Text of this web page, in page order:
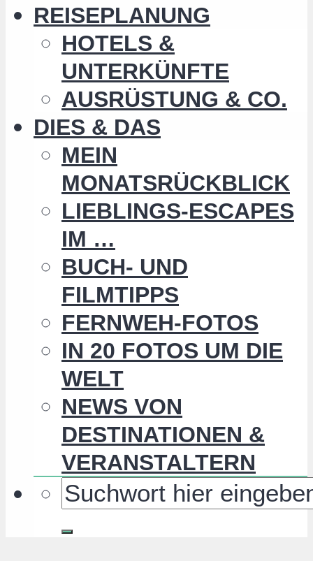
REISEPLANUNG
HOTELS &
UNTERKÜNFTE
AUSRÜSTUNG & CO.
DIES & DAS
MEIN
MONATSRÜCKBLICK
LIEBLINGS-ESCAPES
IM …
BUCH- UND
FILMTIPPS
FERNWEH-FOTOS
IN 20 FOTOS UM DIE
WELT
NEWS VON
DESTINATIONEN &
VERANSTALTERN